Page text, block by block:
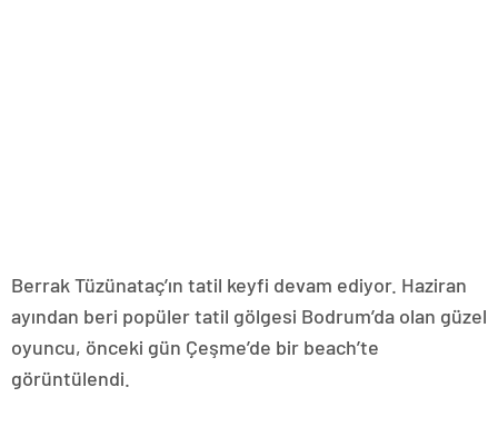
Berrak Tüzünataç’ın tatil keyfi devam ediyor. Haziran
ayından beri popüler tatil gölgesi Bodrum’da olan güzel
oyuncu, önceki gün Çeşme’de bir beach’te
görüntülendi.